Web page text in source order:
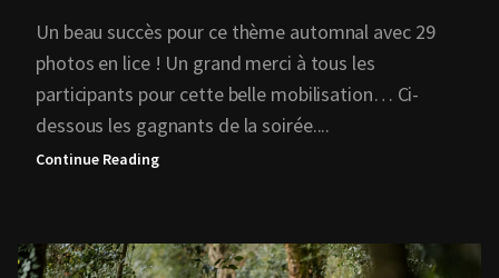
Un beau succès pour ce thème automnal avec 29
photos en lice ! Un grand merci à tous les
participants pour cette belle mobilisation… Ci-
dessous les gagnants de la soirée....
Continue Reading